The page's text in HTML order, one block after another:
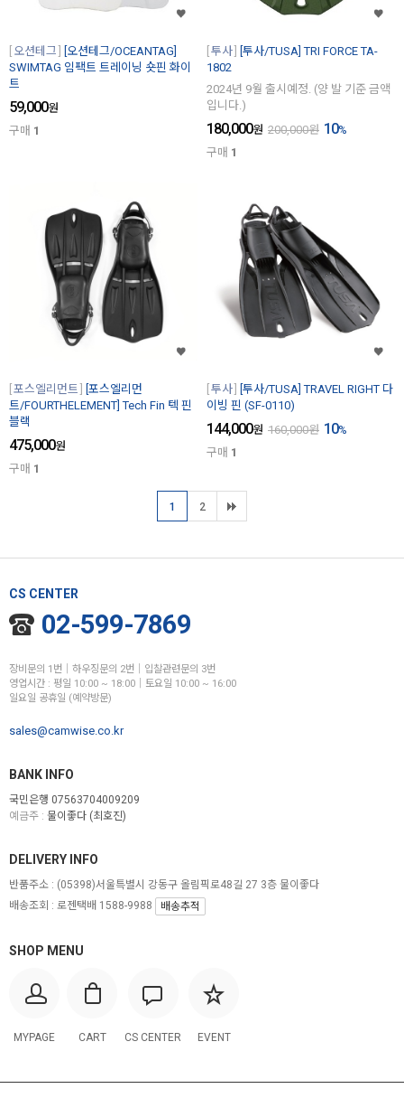
오션테그
[오션테그/OCEANTAG]
SWIMTAG 임팩트 트레이닝 숏핀 화이
트
59,000원
구매 1
투사
[투사/TUSA] TRI FORCE TA-
1802
2024년 9월 출시예정. (양 발 기준 금액
입니다.)
180,000원 200,000원 10%
구매 1
포스엘리먼트
[포스엘리먼
트/FOURTHELEMENT] Tech Fin 텍 핀
블랙
475,000원
구매 1
투사
[투사/TUSA] TRAVEL RIGHT 다
이빙 핀 (SF-0110)
144,000원 160,000원 10%
구매 1
1 2
CS CENTER
02-599-7869
장비문의 1번│하우징문의 2번│입찰관련문의 3번
영업시간 : 평일 10:00 ~ 18:00│토요일 10:00 ~ 16:00
일요일 공휴일 (예약방문)
sales@camwise.co.kr
BANK INFO
국민은행 07563704009209
예금주 : 물이좋다 (최호진)
SHOP MENU
MYPAGE CART CS CENTER EVENT
DELIVERY INFO
반품주소 : (05398)서울특별시 강동구 올림픽로48길 27 3층 물이좋다
배송조회 : 로젠택배 1588-9988
배송추적